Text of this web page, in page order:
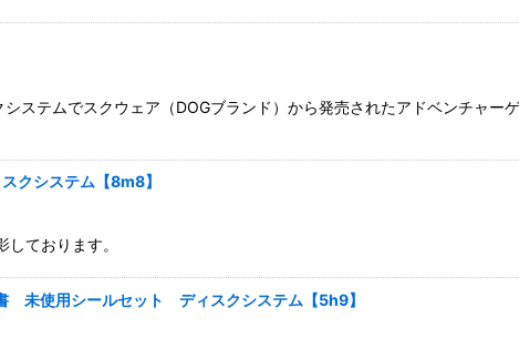
ステムでスクウェア（DOGブランド）から発売されたアドベンチャ
システム【8m8】
ております。
未使用シールセット ディスクシステム【5h9】